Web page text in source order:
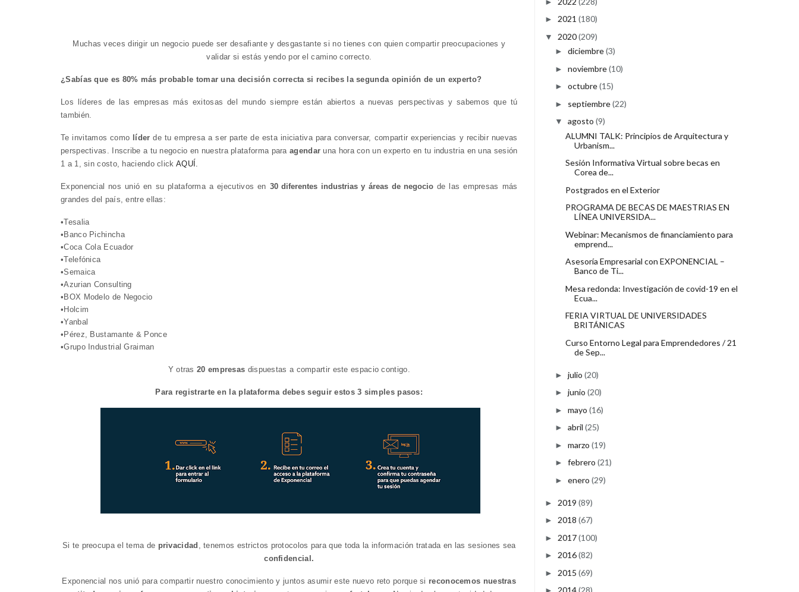
Muchas veces dirigir un negocio puede ser desafiante y desgastante si no tienes con quien compartir preocupaciones y
validar si estás yendo por el camino correcto.
¿Sabías que es 80% más probable tomar una decisión correcta si recibes la segunda opinión de un experto?
Los líderes de las empresas más exitosas del mundo siempre están abiertos a nuevas perspectivas y sabemos que tú
también.
Te invitamos como líder de tu empresa a ser parte de esta iniciativa para conversar, compartir experiencias y recibir nuevas
perspectivas. Inscribe a tu negocio en nuestra plataforma paraagendar una hora con un experto en tu industria en una sesión
1 a 1, sin costo, haciendo click AQUÍ.
Exponencial nos unió en su plataforma a ejecutivos en 30 diferentes industrias y áreas de negocio de las empresas más
grandes del país, entre ellas:
•Tesalia
•Banco Pichincha
•Coca Cola Ecuador
•Telefónica
•Semaica
•Azurian Consulting
•BOX Modelo de Negocio
•Holcim
•Yanbal
•Pérez, Bustamante & Ponce
•Grupo Industrial Graiman
Y otras 20 empresas dispuestas a compartir este espacio contigo.
Para registrarte en la plataforma debes seguir estos 3 simples pasos:
Si te preocupa el tema de privacidad , tenemos estrictos protocolos para que toda la información tratada en las sesiones sea
confidencial.
Exponencial nos unió para compartir nuestro conocimiento y juntos asumir este nuevo reto porque si reconocemos nuestras
► 2021 (180)
▼ 2020(209)
► diciembre(3)
► noviembre(10)
► octubre(15)
► septiembre(22)
▼ agosto (9)
ALUMNI TALK: Principios de Arquitectura y
Urbanism...
Sesión Informativa Virtual sobre becas en
Corea de...
Postgrados en el Exterior
PROGRAMA DE BECAS DE MAESTRIAS EN
LÍNEA UNIVERSIDA...
Webinar: Mecanismos de financiamiento para
emprend...
Asesoría Empresarial con EXPONENCIAL –
Banco de Ti...
Mesa redonda: Investigación de covid-19 en el
Ecua...
FERIA VIRTUAL DE UNIVERSIDADES
BRITÁNICAS
Curso Entorno Legal para Emprendedores / 21
de Sep...
► julio (20)
► junio (20)
► mayo (16)
► abril (25)
► marzo (19)
► febrero (21)
► enero (29)
► 2019 (89)
► 2018 (67)
► 2017(100)
► 2016(82)
► 2015 (69)
2014(28)